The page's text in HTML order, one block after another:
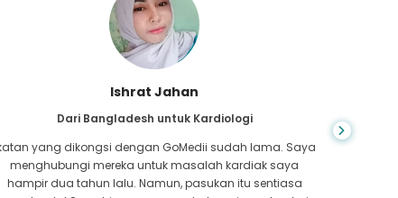
Ishrat Jahan
Dari Bangladesh untuk Kardiologi
yang dikongsi dengan GoMedii sudah lama. Saya
menghubungi mereka untuk masalah kardiak saya
hampir dua tahun lalu. Namun, pasukan itu sentiasa